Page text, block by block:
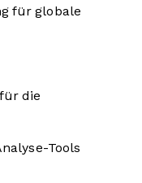
für globale
die
Tools